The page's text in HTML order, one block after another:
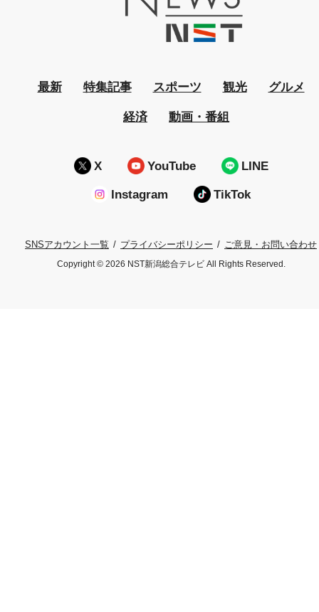
最新 特集記事 スポーツ 観光 グルメ
経済 動画・番組
X YouTube LINE
Instagram TikTok
SNSアカウント一覧 プライバシーポリシー ご意見・お問い合わせ
Copyright © 2026 NST新潟総合テレビ All Rights Reserved.